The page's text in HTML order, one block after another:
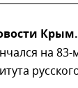
Крым.
на